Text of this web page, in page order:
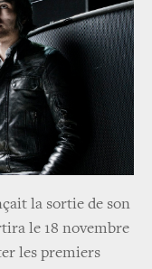
la sortie de son
le 18 novembre
les premiers